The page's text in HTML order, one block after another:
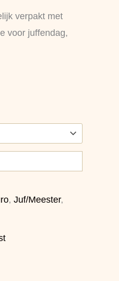
verpakt met
voor juffendag,
, Juf/Meester,